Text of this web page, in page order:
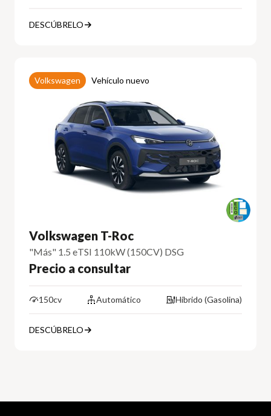
DESCÚBRELO
Volkswagen Vehículo nuevo
Volkswagen T-Roc
"Más" 1.5 eTSI 110kW (150CV) DSG
Precio a consultar
150cv Automático Híbrido (Gasolina)
DESCÚBRELO